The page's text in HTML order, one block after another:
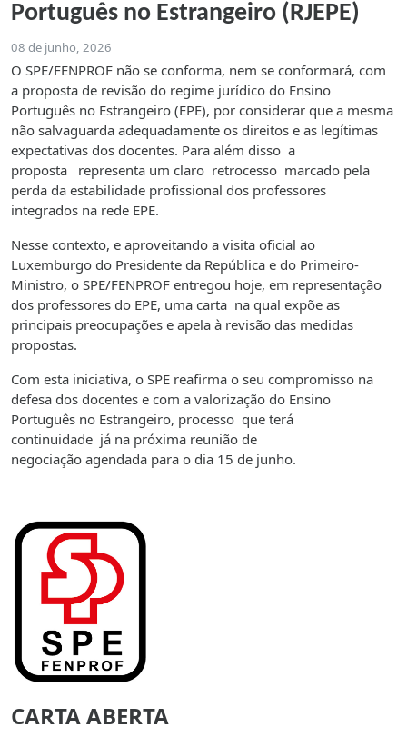
Português no Estrangeiro (RJEPE)
08 de junho, 2026
O SPE/FENPROF não se conforma, nem se conformará, com
a proposta de revisão do regime jurídico do Ensino
Português no Estrangeiro (EPE), por considerar que a mesma
não salvaguarda adequadamente os direitos e as legítimas
expectativas dos docentes. Para além disso a
proposta representa um claro retrocesso marcado pela
perda da estabilidade profissional dos professores
integrados na rede EPE.
Nesse contexto, e aproveitando a visita oficial ao
Luxemburgo do Presidente da República e do Primeiro-
Ministro, o SPE/FENPROF entregou hoje, em representação
dos professores do EPE, uma carta na qual expõe as
principais preocupações e apela à revisão das medidas
propostas.
Com esta iniciativa, o SPE reafirma o seu compromisso na
defesa dos docentes e com a valorização do Ensino
Português no Estrangeiro, processo que terá
continuidade já na próxima reunião de
negociação agendada para o dia 15 de junho.
CARTA ABERTA